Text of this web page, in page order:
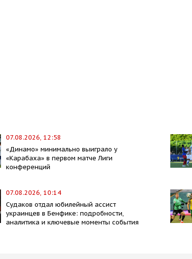
07.08.2026, 12:58
«Динамо» минимально выиграло у
«Карабаха» в первом матче Лиги
конференций
07.08.2026, 10:14
Судаков отдал юбилейный ассист
украинцев в Бенфике: подробности,
аналитика и ключевые моменты события